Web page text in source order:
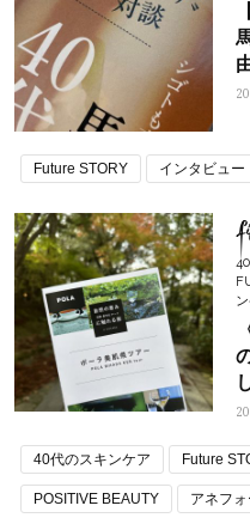
Future STORY インタビュー
40代のスキンケア Future
POSITIVE BEAUTY アネフ